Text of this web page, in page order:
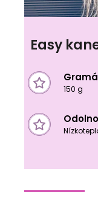
Easy
150 g